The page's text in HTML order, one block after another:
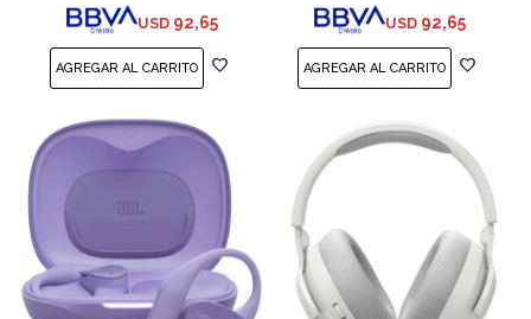
USD 92,65 USD 92,65